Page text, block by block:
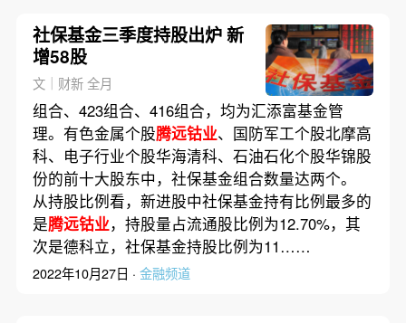
社保基金三季度持股出炉 新
增58股
文｜财新 全月
组合、423组合、416组合，均为汇添富基金管
理。有色金属个股腾远钴业、国防军工个股北摩高
科、电子行业个股华海清科、石油石化个股华锦股
份的前十大股东中，社保基金组合数量达两个。
从持股比例看，新进股中社保基金持有比例最多的
是腾远钴业，持股量占流通股比例为12.70%，其
次是德科立，社保基金持股比例为11……
2022年10月27日 · 金融频道